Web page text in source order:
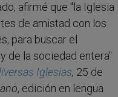
afirmé que "la Iglesia
de amistad con los
para buscar el
de la sociedad entera"
Iglesias, 25 de
, edición en lengua